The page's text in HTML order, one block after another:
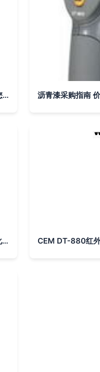
探秘温度测量精准利器 Fluke 59红外测温仪为您保驾护航
雷泰MX2红外测温仪 精准测温，赋能工业自动化新时代